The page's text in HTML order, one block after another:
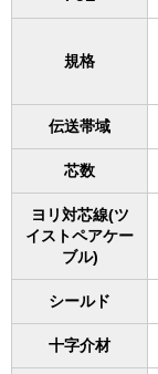
規格
伝送帯域
芯数
ヨリ対芯線(ツ
イストペアケー
ブル)
シールド
十字介材